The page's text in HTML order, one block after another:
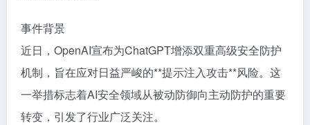
事件背景
近日，OpenAI宣布为ChatGPT增添双重高级安全防护
机制，旨在应对日益严峻的**提示注入攻击**风险。这
一举措标志着AI安全领域从被动防御向主动防护的重要
转变，引发了行业广泛关注。